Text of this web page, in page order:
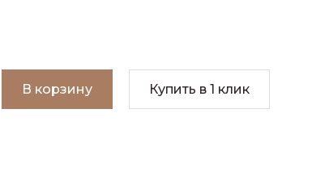
В корзину Купить в 1 клик